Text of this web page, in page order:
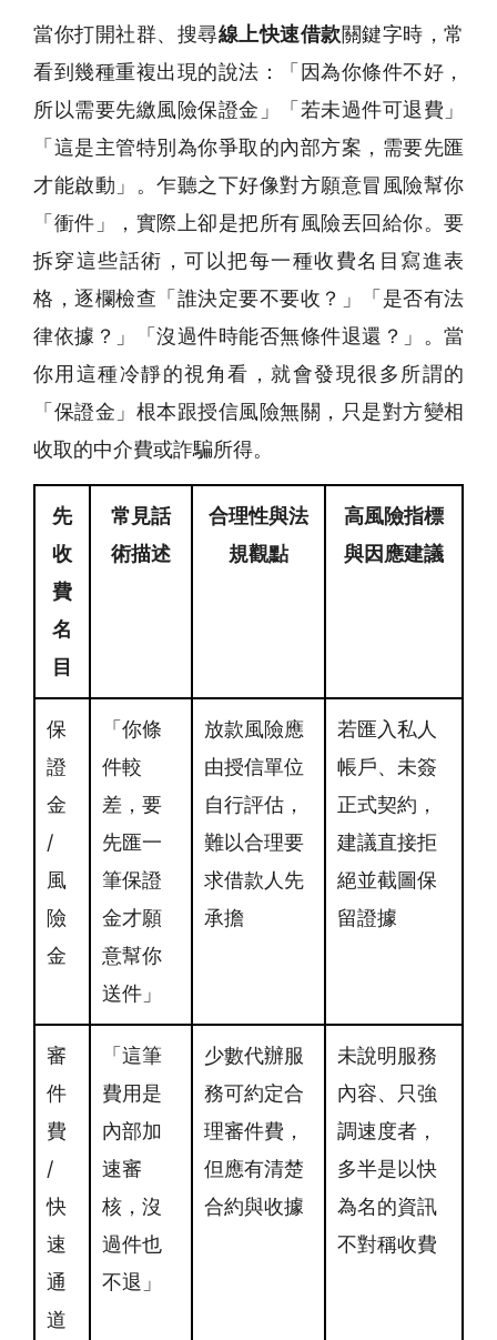
當你打開社群、搜尋線上快速借款關鍵字時，常
看到幾種重複出現的說法：「因為你條件不好，
所以需要先繳風險保證金」「若未過件可退費」
「這是主管特別為你爭取的內部方案，需要先匯
才能啟動」。乍聽之下好像對方願意冒風險幫你
「衝件」，實際上卻是把所有風險丟回給你。要
拆穿這些話術，可以把每一種收費名目寫進表
格，逐欄檢查「誰決定要不要收？」「是否有法
律依據？」「沒過件時能否無條件退還？」。當
你用這種冷靜的視角看，就會發現很多所謂的
「保證金」根本跟授信風險無關，只是對方變相
收取的中介費或詐騙所得。
先
收
費
名
目
常見話
術描述
合理性與法
規觀點
高風險指標
與因應建議
保
證
金
/
風
險
金
「你條
件較
差，要
先匯一
筆保證
金才願
意幫你
送件」
放款風險應
由授信單位
自行評估，
難以合理要
求借款人先
承擔
若匯入私人
帳戶、未簽
正式契約，
建議直接拒
絕並截圖保
留證據
審
件
費
/
快
速
通
道
「這筆
費用是
內部加
速審
核，沒
過件也
不退」
少數代辦服
務可約定合
理審件費，
但應有清楚
合約與收據
未說明服務
內容、只強
調速度者，
多半是以快
為名的資訊
不對稱收費